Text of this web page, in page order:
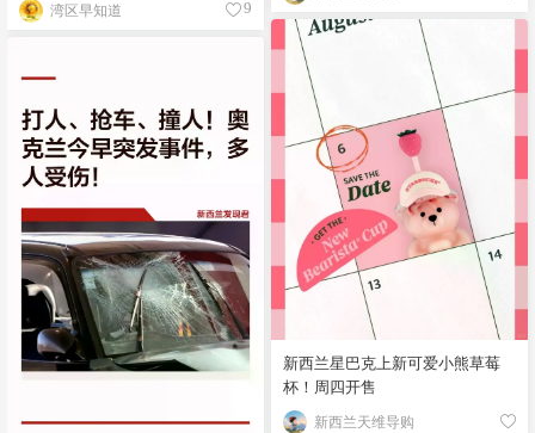
湾区早知道 9
新西兰星巴克上新可爱小熊草莓
杯！周四开售
新西兰天维导购